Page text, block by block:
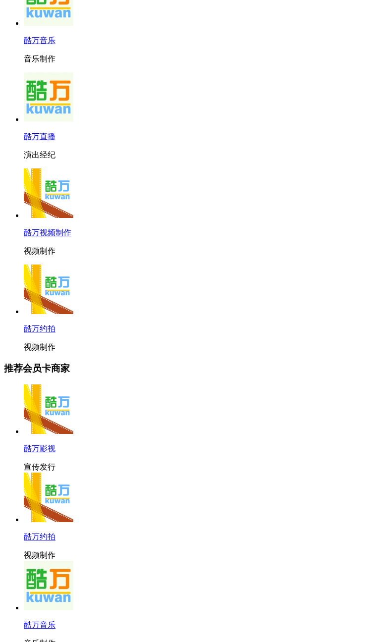
酷万音乐
音乐制作
酷万直播
演出经纪
酷万视频制作
视频制作
酷万约拍
视频制作
推荐会员卡商家
酷万影视
宣传发行
酷万约拍
视频制作
酷万音乐